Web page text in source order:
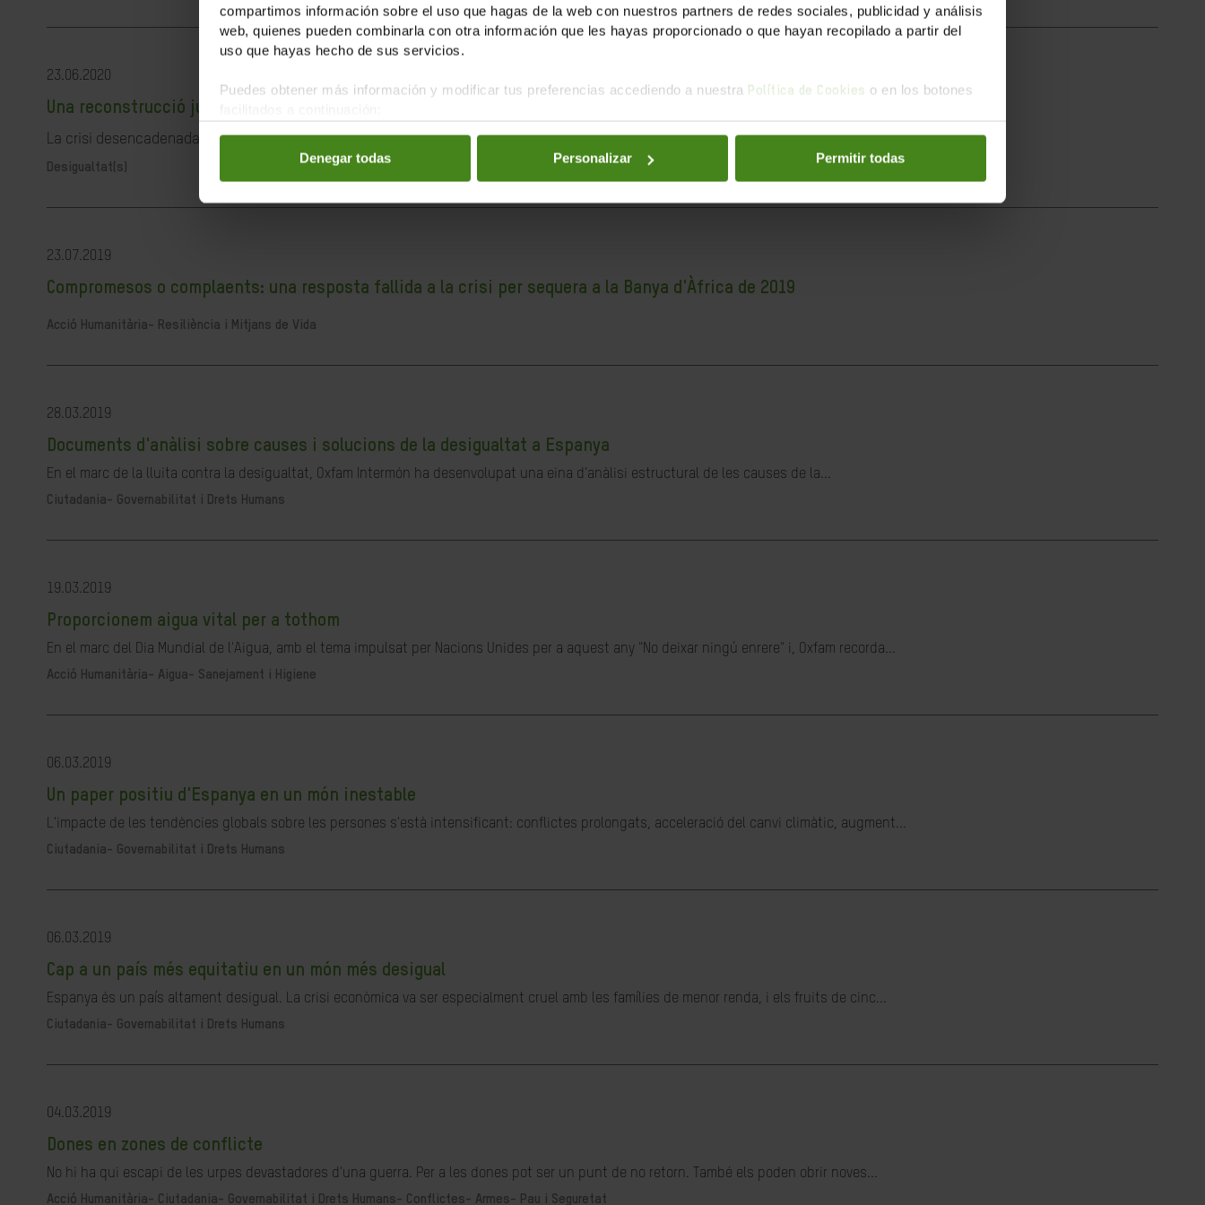
compartimos información sobre el uso que hagas de la web con nuestros partners de redes sociales, publicidad y análisis
web, quienes pueden combinarla con otra información que les hayas proporcionado o que hayan recopilado a partir del
uso que hayas hecho de sus servicios.
Puedes obtener más información y modificar tus preferencias accediendo a nuestra Política de Cookies o en los botones
Denegar todas Personalizar Permitir todas
23.06.2020
Una reconstrucció justa és possible i necessària
La crisi desencadenada per la pandèmia de la COVID-19 ha revelat la debilitat del nostre sistema sanitari, les limitacions de les...
Desigualtat(s)
23.07.2019
Compromesos o complaents: una resposta fallida a la crisi per sequera a la Banya d'Àfrica de 2019
Acció Humanitària- Resiliència i Mitjans de Vida
28.03.2019
Documents d'anàlisi sobre causes i solucions de la desigualtat a Espanya
En el marc de la lluita contra la desigualtat, Oxfam Intermón ha desenvolupat una eina d'anàlisi estructural de les causes de la...
Ciutadania- Governabilitat i Drets Humans
19.03.2019
Proporcionem aigua vital per a tothom
En el marc del Dia Mundial de l'Aigua, amb el tema impulsat per Nacions Unides per a aquest any "No deixar ningú enrere" i, Oxfam recorda...
Acció Humanitària- Aigua- Sanejament i Higiene
06.03.2019
Un paper positiu d'Espanya en un món inestable
L'impacte de les tendències globals sobre les persones s'està intensificant: conflictes prolongats, acceleració del canvi climàtic, augment...
Ciutadania- Governabilitat i Drets Humans
06.03.2019
Cap a un país més equitatiu en un món més desigual
Espanya és un país altament desigual. La crisi econòmica va ser especialment cruel amb les famílies de menor renda, i els fruits de cinc...
Ciutadania- Governabilitat i Drets Humans
04.03.2019
Dones en zones de conflicte
No hi ha qui escapi de les urpes devastadores d'una guerra. Per a les dones pot ser un punt de no retorn. També els poden obrir noves...
Acció Humanitària- Ciutadania- Governabilitat i Drets Humans- Conflictes- Armes- Pau i Seguretat